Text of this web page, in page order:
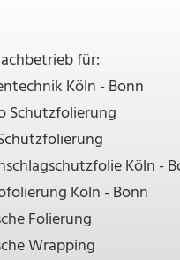
für:
Köln - Bonn
Schutzfolierung
Köln -
Köln - Bonn
Folierung
Wrapping